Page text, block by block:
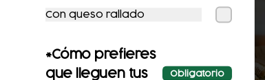
Con queso rallado
*Cómo prefieres
que lleguen tus
Obligatorio